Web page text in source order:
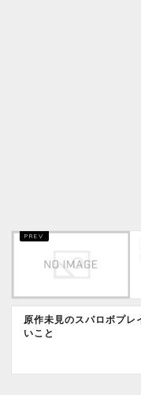
原作未見のスパロボプレ
いこと